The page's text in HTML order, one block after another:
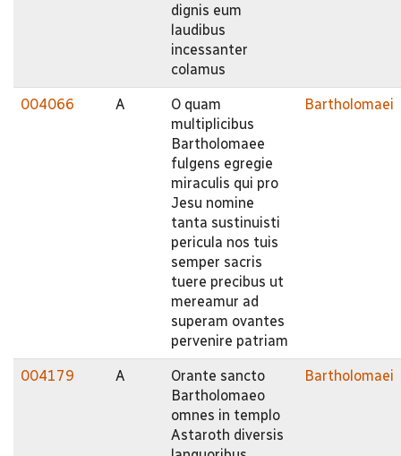
dignis eum
laudibus
incessanter
colamus
004066 A
O quam
multiplicibus
Bartholomaee
fulgens egregie
miraculis qui pro
Jesu nomine
tanta sustinuisti
pericula nos tuis
semper sacris
tuere precibus ut
mereamur ad
superam ovantes
pervenire patriam
Bartholomaei
004179 A
Orante sancto
Bartholomaeo
omnes in templo
Astaroth diversis
Bartholomaei